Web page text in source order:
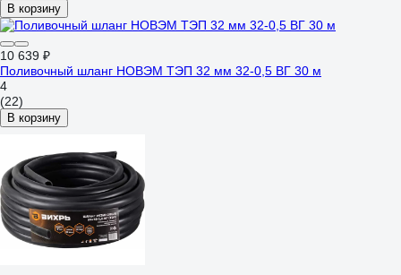
В корзину
10 639 ₽
Поливочный шланг НОВЭМ ТЭП 32 мм 32-0,5 ВГ 30 м
4
(22)
В корзину